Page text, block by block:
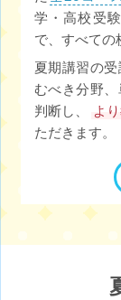
学・高校受
で、すべての
夏期講習の
むべき分野
判断し、
よ
ただきます。